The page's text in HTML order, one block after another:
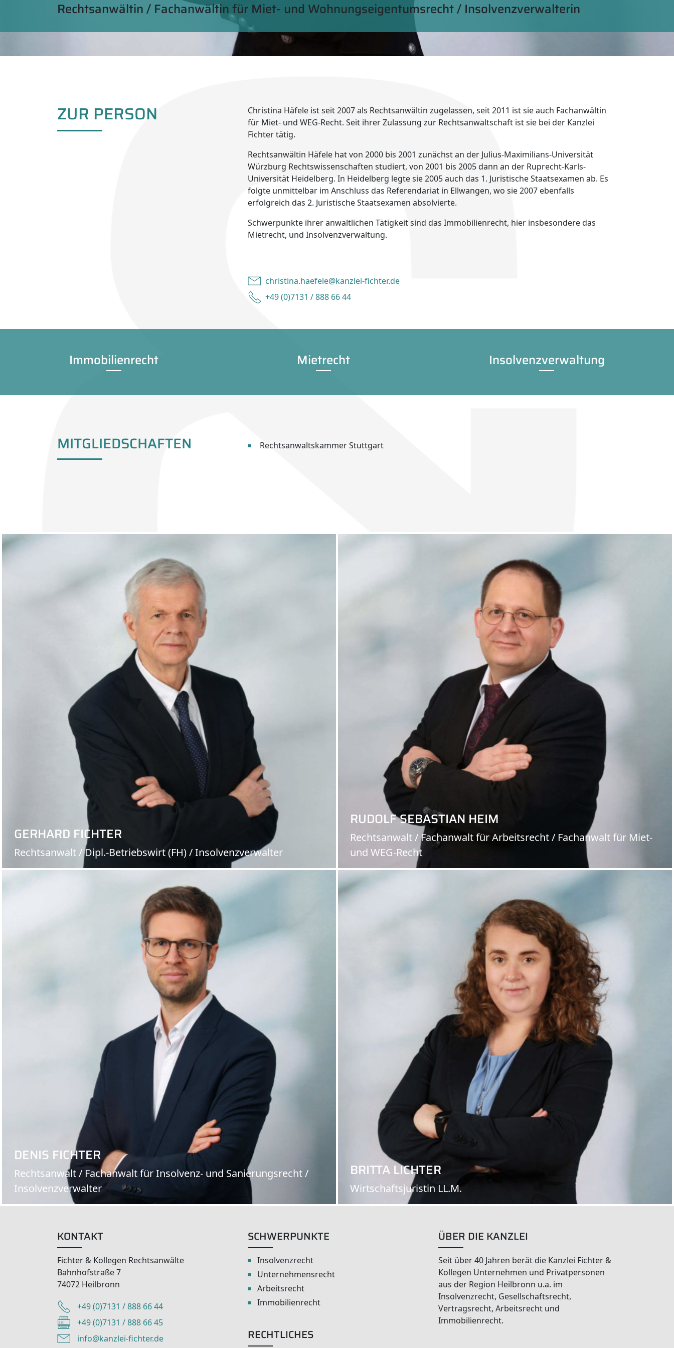
Rechtsanwältin / Fachanwältin für Miet- und Wohnungs­eigentums­recht / Insolvenzverwalterin
ZUR PERSON
Christina Häfele ist seit 2007 als Rechtsanwältin zugelassen, seit 2011 ist sie auch Fachanwältin
für Miet- und WEG-Recht. Seit ihrer Zulassung zur Rechtsanwaltschaft ist sie bei der Kanzlei
Fichter tätig.
Rechtsanwältin Häfele hat von 2000 bis 2001 zunächst an der Julius-Maximilians-Universität
Würzburg Rechtswissenschaften studiert, von 2001 bis 2005 dann an der Ruprecht-Karls-
Universität Heidelberg. In Heidelberg legte sie 2005 auch das 1. Juristische Staatsexamen ab. Es
folgte unmittelbar im Anschluss das Referendariat in Ellwangen, wo sie 2007 ebenfalls
erfolgreich das 2. Juristische Staatsexamen absolvierte.
Schwerpunkte ihrer anwaltlichen Tätigkeit sind das Immobilienrecht, hier insbesondere das
Mietrecht, und Insolvenzverwaltung.
christina.haefele@kanzlei-fichter.de
+49 (0)7131 / 888 66 44
Immobilienrecht Mietrecht Insolvenzverwaltung
MITGLIEDSCHAFTEN Rechtsanwaltskammer Stuttgart
GERHARD FICHTER
Rechtsanwalt / Dipl.-Betriebswirt (FH) / Insolvenzverwalter
RUDOLF SEBASTIAN HEIM
Rechtsanwalt / Fachanwalt für Arbeitsrecht / Fachanwalt für Miet-
und WEG-Recht
DENIS FICHTER
Rechtsanwalt / Fachanwalt für Insolvenz- und Sanierungsrecht /
Insolvenzverwalter
BRITTA LICHTER
Wirtschaftsjuristin LL.M.
KONTAKT
Fichter & Kollegen Rechtsanwälte
Bahnhofstraße 7
74072 Heilbronn
+49 (0)7131 / 888 66 44
+49 (0)7131 / 888 66 45
info@kanzlei-fichter.de
SCHWERPUNKTE
Insolvenzrecht
Unternehmensrecht
Arbeitsrecht
Immobilienrecht
RECHTLICHES
ÜBER DIE KANZLEI
Seit über 40 Jahren berät die Kanzlei Fichter &
Kollegen Unternehmen und Privatpersonen
aus der Region Heilbronn u.a. im
Insolvenzrecht, Gesellschaftsrecht,
Vertragsrecht, Arbeitsrecht und
Immobilienrecht.